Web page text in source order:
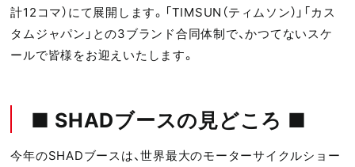
計12コマ）にて展開します。「TIMSUN（ティムソン）」「カス
タムジャパン」との3ブランド合同体制で、かつてないスケ
ールで皆様をお迎えいたします。
■ SHADブースの見どころ ■
今年のSHADブースは、世界最大のモーターサイクルショー